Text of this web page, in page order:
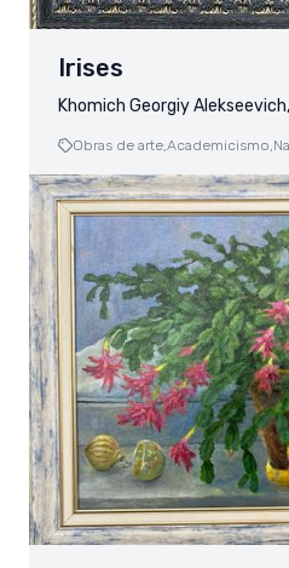
Irises
Khomich Georgiy
Obras de arte,Academicismo,